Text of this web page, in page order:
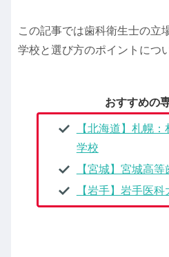
この記事では歯科衛生士の立
学校と選び方のポイントにつ
おすすめの
【北海道】札幌
学校
【宮城】宮城高
【岩手】岩手医